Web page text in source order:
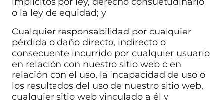
o la ley de equidad; y
Cualquier responsabilidad por cualquier
pérdida o daño directo, indirecto o
consecuente incurrido por cualquier usuario
en relación con nuestro sitio web o en
relación con el uso, la incapacidad de uso o
los resultados del uso de nuestro sitio web,
cualquier sitio web vinculado a él y